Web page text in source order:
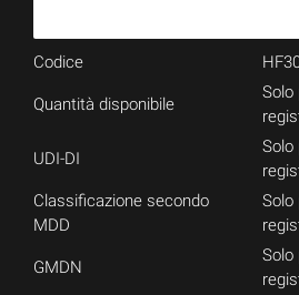
Codice
Quantità disponibile
Solo
UDI-DI
Solo
Classificazione secondo
MDD
Solo
GMDN
Solo